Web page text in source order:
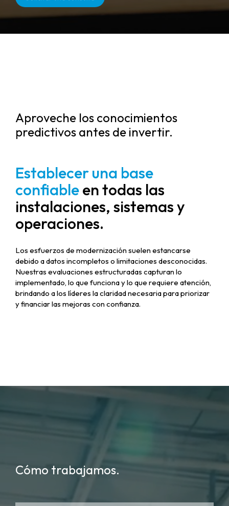
Aproveche los conocimientos
predictivos antes de invertir.
Establecer una base
confiableen todas las
instalaciones, sistemas y
operaciones.
Los esfuerzos de modernización suelen estancarse
debido a datos incompletos o limitaciones desconocidas.
Nuestras evaluaciones estructuradas capturan lo
implementado, lo que funciona y lo que requiere atención,
brindando a los líderes la claridad necesaria para priorizar
y financiar las mejoras con confianza.
Cómo trabajamos.